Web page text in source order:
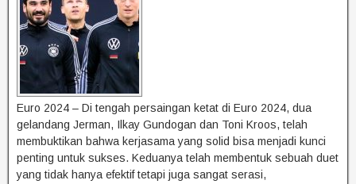
Euro 2024 – Di tengah persaingan ketat di Euro 2024, dua
gelandang Jerman, Ilkay Gundogan dan Toni Kroos, telah
membuktikan bahwa kerjasama yang solid bisa menjadi kunci
penting untuk sukses. Keduanya telah membentuk sebuah duet
yang tidak hanya efektif tetapi juga sangat serasi,